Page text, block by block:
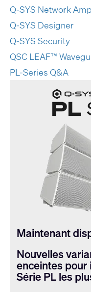
Q-SYS Network
Q-SYS Designer
Q-SYS Security
QSC LEAF™
PL-Series Q&A
Maintenant
Nouvelles
enceintes pour
Série PL les